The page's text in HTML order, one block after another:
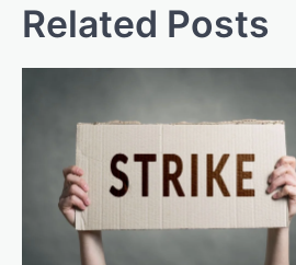
Related Posts